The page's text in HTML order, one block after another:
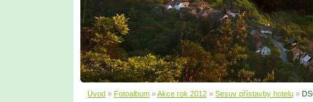
Úvod » Fotoalbum »Akce rok 2012 » Sesuv přístavby hotelu »